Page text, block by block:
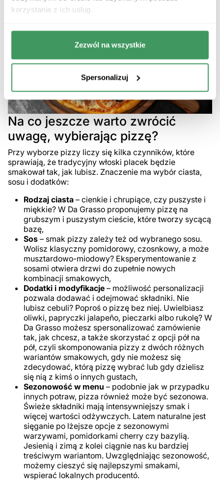
korzystania z ich usług.
Zezwól na wszystkie
Spersonalizuj
Na co jeszcze warto zwrócić
uwagę, wybierając pizzę?
Przy wyborze pizzy liczy się kilka czynników, które
sprawiają, że tradycyjny włoski placek będzie
smakował tak, jak lubisz. Znaczenie ma wybór ciasta,
sosu i dodatków:
Rodzaj ciasta – cienkie i chrupiące, czy puszyste i
miękkie? W Da Grasso proponujemy pizzę na
grubszym i puszystym cieście, które tworzy sycącą
bazę,
Sos – smak pizzy zależy też od wybranego sosu.
Wolisz klasyczny pomidorowy, czosnkowy, a może
musztardowo-miodowy? Eksperymentowanie z
sosami otwiera drzwi do zupełnie nowych
kombinacji smakowych,
Dodatki i modyfikacje – możliwość personalizacji
pozwala dodawać i odejmować składniki. Nie
lubisz cebuli? Poproś o pizzę bez niej. Uwielbiasz
oliwki, papryczki jalapeño, pieczarki albo rukolę? W
Da Grasso możesz spersonalizować zamówienie
tak, jak chcesz, a także skorzystać z opcji pół na
pół, czyli skomponowania pizzy z dwóch różnych
wariantów smakowych, gdy nie możesz się
zdecydować, którą pizzę wybrać lub gdy dzielisz
się nią z kimś o innych gustach,
Sezonowość w menu – podobnie jak w przypadku
innych potraw, pizza również może być sezonowa.
Świeże składniki mają intensywniejszy smak i
więcej wartości odżywczych. Latem naturalne jest
sięganie po lżejsze opcje z sezonowymi
warzywami, pomidorkami cherry czy bazylią.
Jesienią i zimą z kolei ciągnie nas ku bardziej
treściwym wariantom. Uwzględniając sezonowość,
możemy cieszyć się najlepszymi smakami,
wspierać lokalnych producentó.